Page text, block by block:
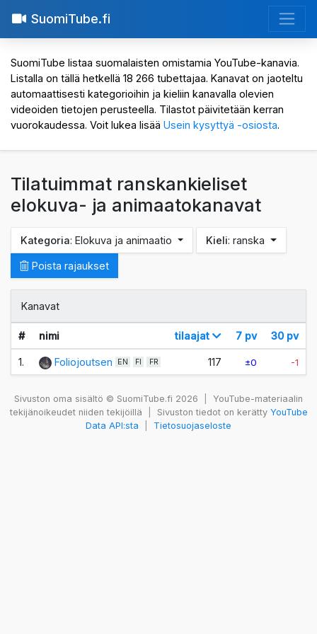
SuomiTube.fi
SuomiTube listaa suomalaisten omistamia YouTube-kanavia.
Listalla on tällä hetkellä 18 266 tubettajaa. Kanavat on jaoteltu
automaattisesti kategorioihin ja kieliin kanavalla olevien
videoiden tietojen perusteella. Tilastot päivitetään kerran
vuorokaudessa. Voit lukea lisää Usein kysyttyä -osiosta.
Tilatuimmat ranskankieliset
elokuva- ja animaatokanavat
Kategoria: Elokuva ja animaatio Kieli: ranska
Poista rajaukset
Kanavat
# nimi tilaajat 7 pv 30 pv
1. Foliojoutsen EN FI FR 117 ±0 -1
Sivuston oma sisältö © SuomiTube.fi 2026
YouTube-materiaalin
tekijänoikeudet niiden tekijöillä
Sivuston tiedot on kerätty YouTube
Data API:sta
Tietosuojaseloste